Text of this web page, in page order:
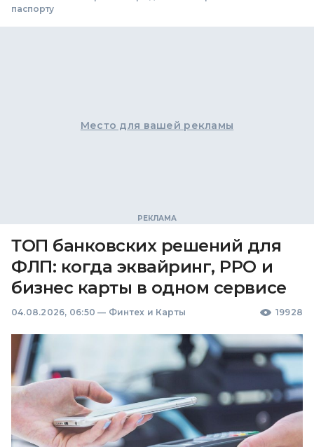
паспорту
Место для вашей рекламы
ТОП банковских решений для
ФЛП: когда эквайринг, РРО и
бизнес карты в одном сервисе
04.08.2026, 06:50 — Финтех и Карты 19928